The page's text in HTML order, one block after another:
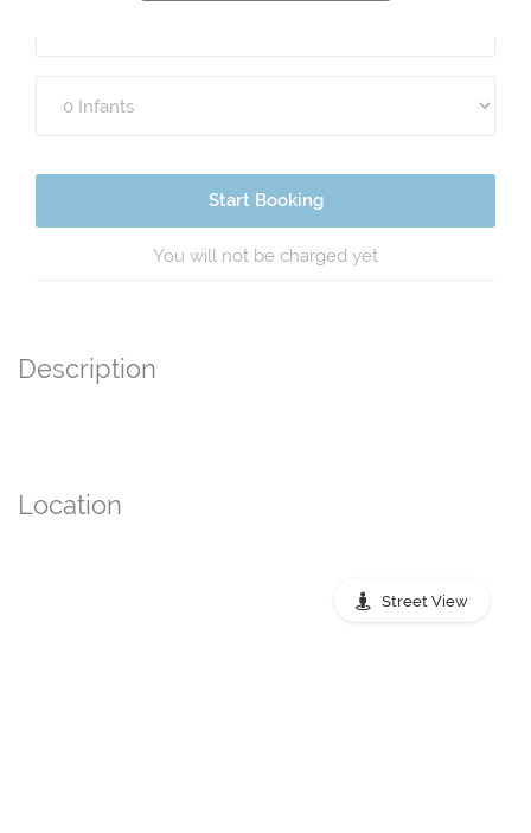
Start Booking
You will not be charged yet
Description
Location
Street View